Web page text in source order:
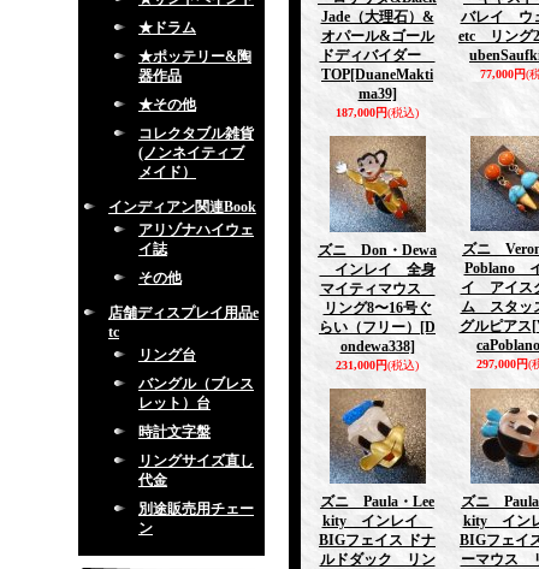
★ドラム
★ポッテリー&陶
器作品
★その他
コレクタブル雑貨
(ノンネイティブ
メイド）
インディアン関連Book
アリゾナハイウェ
イ誌
その他
店舗ディスプレイ用品e
tc
リング台
バングル（ブレス
レット）台
時計文字盤
リングサイズ直し
代金
別途販売用チェー
ン
Jade（大理石）&
オパール&ゴール
ドディバイダー
TOP[DuaneMakti
ma39]
187,000円(税込)
バレイ ウ
etc リング
77,000円(
ズニ Don・Dewa
インレイ 全身
マイティマウス
リング8〜16号ぐ
らい（フリー）
[D
ondewa338]
231,000円(税込)
ズニ
Poblano
イ アイス
ム スタッ
グルピアス
297,000円(
ズニ Paula・Lee
kity インレイ
BIGフェイス ドナ
ルドダック リン
ズニ Paula
kity イン
BIGフェイ
ーマウス